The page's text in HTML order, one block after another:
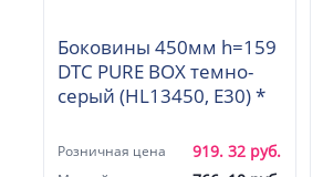
Боковины 450мм h=159
DTC PURE BOX темно-
серый (HL13450, E30) *
Розничная цена 919. 32 руб.